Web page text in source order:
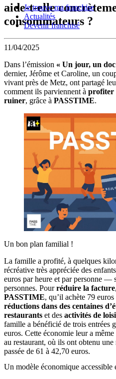
Je trouve ma franchise
Actualités
Devenir franchisé
aide-t-elle
consommateurs ?
11/04/2025
Dans l’émission « Un jour, un doc
dernier, Jérôme et Caroline, un
vivant près de Metz, ont partagé
comment ils parviennent à profiter
ruiner, grâce à PASSTIME.
Un bon plan familial !
La famille a profité, à quelques
récréative très appréciée des
euros par heure et par personne —
personnes. Pourréduire la facture
PASSTIME, qu’il achète 79
réductions dans des centaines
restaurants et des activités de
famille a bénéficié de trois entrées
euros. Cette économie leur a
au restaurant, où ils ont obtenu
passée de 61 à 42,70 euros.
Un modèle économique accessible